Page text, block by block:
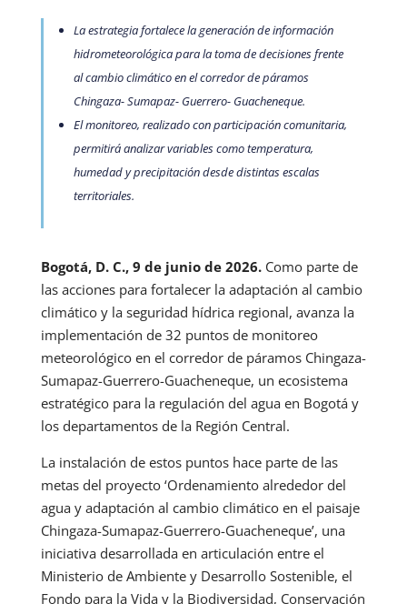
La estrategia fortalece la generación de información
hidrometeorológica para la toma de decisiones frente
al cambio climático en el corredor de páramos
Chingaza- Sumapaz- Guerrero- Guacheneque.
El monitoreo, realizado con participación comunitaria,
permitirá analizar variables como temperatura,
humedad y precipitación desde distintas escalas
territoriales.
Bogotá, D. C., 9 de junio de 2026.Como parte de
las acciones para fortalecer la adaptación al cambio
climático y la seguridad hídrica regional, avanza la
implementación de 32 puntos de monitoreo
meteorológico en el corredor de páramos Chingaza-
Sumapaz-Guerrero-Guacheneque, un ecosistema
estratégico para la regulación del agua en Bogotá y
los departamentos de la Región Central.
La instalación de estos puntos hace parte de las
metas del proyecto ‘Ordenamiento alrededor del
agua y adaptación al cambio climático en el paisaje
Chingaza-Sumapaz-Guerrero-Guacheneque’, una
iniciativa desarrollada en articulación entre el
Ministerio de Ambiente y Desarrollo Sostenible, el
Fondo para la Vida y la Biodiversidad, Conservación